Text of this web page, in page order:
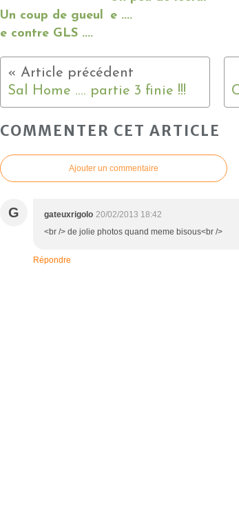
Un coup de gueul
e contre GLS ....
e ....
Sal Home .... partie 3 finie !!!
COMMENTER CET ARTICLE
Ajouter un commentaire
G gateuxrigolo 20/02/2013 18:42
<br /> de jolie photos quand meme bisous<br />
Répondre